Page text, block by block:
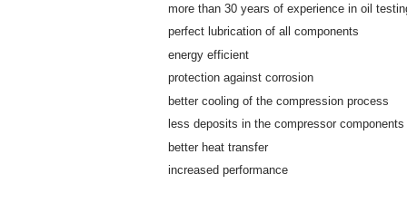
more than 30 years of experience in oil
perfect lubrication of all components
energy efficient
protection against corrosion
better cooling of the compression process
less deposits in the compressor components
better heat transfer
increased performance